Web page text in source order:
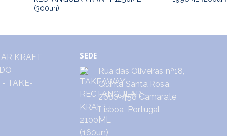
(300un)
SEDE
Rua das Oliveiras nº18,
Quinta Santa Rosa,
2680-458 Camarate
Lisboa, Portugal